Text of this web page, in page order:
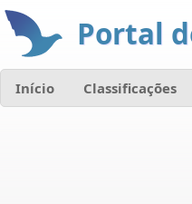
Portal
Início Classificações